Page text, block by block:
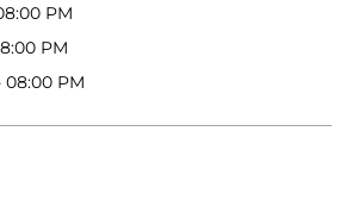
PM
PM
08:00 PM